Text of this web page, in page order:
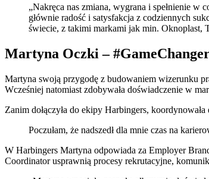
„Nakręca nas zmiana, wygrana i spełnienie
głównie radość i satysfakcja z codziennych
świecie, z takimi markami jak min. Oknoplast,
Martyna Oczki –
Martyna swoją przygodę z budowaniem wizerunku
Wcześniej natomiast zdobywała doświadczenie w
Zanim dołączyła do ekipy Harbingers,
Poczułam, że nadszedł dla mnie czas na
W Harbingers Martyna odpowiada za Employer
Coordinator usprawnią procesy rekrutacyjne,